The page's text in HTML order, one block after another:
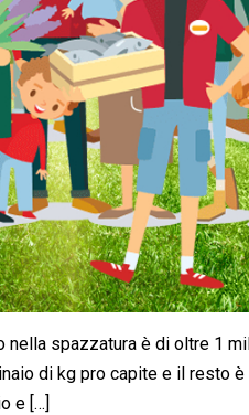
spazzatura è di oltre 1
di kg pro capite e il resto
e […]